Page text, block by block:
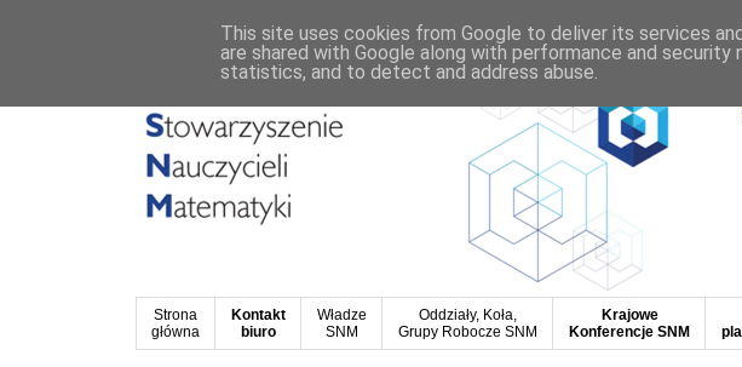
Strona
główna
Kontakt
biuro
Władze
SNM
Oddziały, Koła,
Grupy Robocze SNM
Krajowe
Konferencje SNM
This site uses cookies from Google to deliver its services
are shared with Google along with performance and
statistics, and to detect and address abuse.